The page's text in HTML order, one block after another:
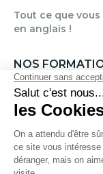
Tout ce que
en anglais !
NOS
Formation
Formation
Formation
Formation